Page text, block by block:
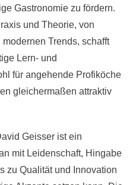
Gastronomie zu fördern.
und Theorie, von
Trends, schafft
Lern- und
für angehende Profiköche
gleichermaßen attraktiv
Geisser ist ein
mit Leidenschaft, Hingabe
zu Qualität und Innovation